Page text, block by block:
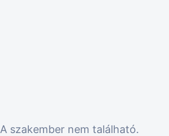
A szakember nem található.